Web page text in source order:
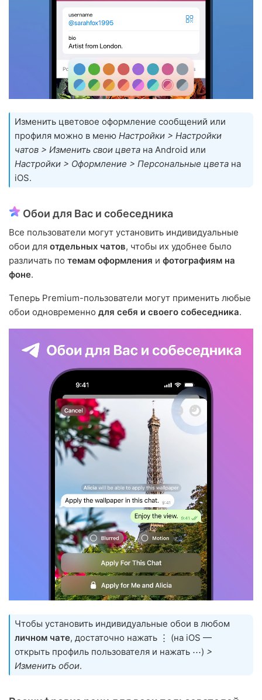
Изменить цветовое оформление сообщений или
профиля можно в меню Настройки > Настройки
чатов > Изменить свои цвета на Android или
Настройки > Оформление > Персональные цвета на
iOS.
Обои для Вас и собеседника
Все пользователи могут установить индивидуальные
обои для отдельных чатов, чтобы их удобнее было
различать по темам оформления и фотографиям на
фоне.
Теперь Premium-пользователи могут применить любые
обои одновременно для себя и своего собеседника.
Чтобы установить индивидуальные обои в любом
личном чате, достаточно нажать ⋮ (на iOS —
открыть профиль пользователя и нажать ⋯) >
Изменить обои.